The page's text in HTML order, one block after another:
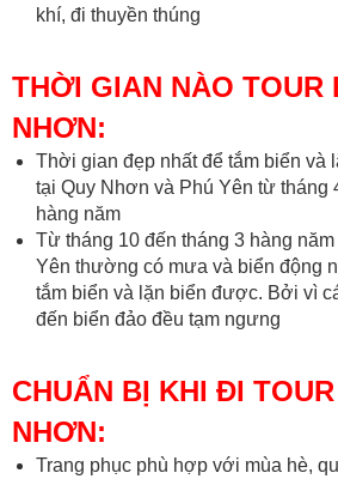
khí, đi thuyền thúng
THỜI GIAN NÀO TOUR
NHƠN:
Thời gian đẹp nhất để tắm biển và
tại Quy Nhơn và Phú Yên từ tháng
hàng năm
Từ tháng 10 đến tháng 3 hàng
Yên thường có mưa và biển động
tắm biển và lặn biển được. Bởi vì
đến biển đảo đều tạm ngưng
CHUẨN BỊ KHI ĐI
NHƠN:
Trang phục phù hợp với mùa hè,